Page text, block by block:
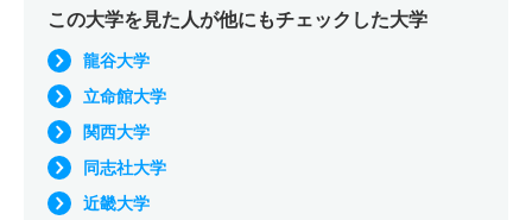
この大学を見た人が他にもチェックした大学
龍谷大学
立命館大学
関西大学
同志社大学
近畿大学